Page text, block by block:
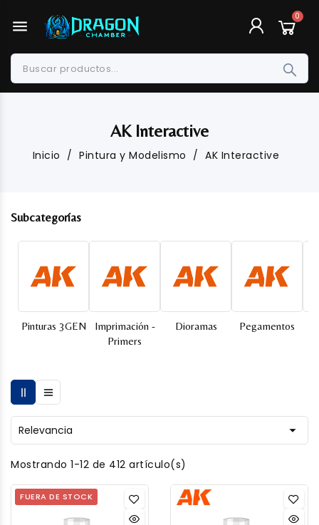
menu
AK Interactive
Inicio Pintura y Modelismo AK Interactive
Subcategorías
Pinturas 3GEN
Imprimación -
Primers
Dioramas Pegamentos
Relevancia 
Mostrando 1-12 de 412 artículo(s)
FUERA DE STOCK